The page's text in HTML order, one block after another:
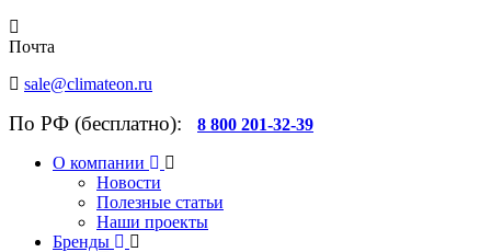
Почта
sale@climateon.ru
По РФ (бесплатно): 8 800 201-32-39
О компании
Новости
Полезные статьи
Наши проекты
Бренды